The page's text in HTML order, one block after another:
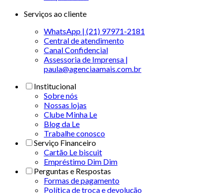
Serviços ao cliente
WhatsApp | (21) 97971-2181
Central de atendimento
Canal Confidencial
Assessoria de Imprensa |
paula@agenciaamais.com.br
Institucional
Sobre nós
Nossas lojas
Clube Minha Le
Blog da Le
Trabalhe conosco
Serviço Financeiro
Cartão Le biscuit
Empréstimo Dim Dim
Perguntas e Respostas
Formas de pagamento
Política de troca e devolução